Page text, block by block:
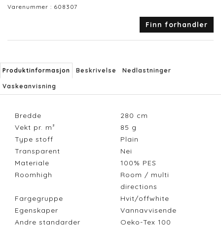
Varenummer : 608307
Finn forhandler
Produktinformasjon Beskrivelse Nedlastninger
Vaskeanvisning
Bredde 280 cm
Vekt pr. m²
85 g
Type stoff
Plain
Transparent
Nei
Materiale
100% PES
Roomhigh
Room / multi
directions
Fargegruppe
Hvit/offwhite
Egenskaper
Vannavvisende
Andre standarder
Oeko-Tex 100